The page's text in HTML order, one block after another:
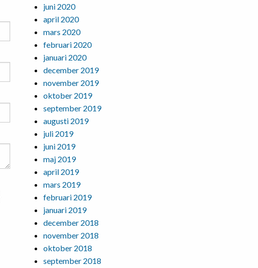
juni 2020
april 2020
mars 2020
februari 2020
januari 2020
december 2019
november 2019
oktober 2019
september 2019
augusti 2019
juli 2019
juni 2019
maj 2019
april 2019
mars 2019
februari 2019
januari 2019
december 2018
november 2018
oktober 2018
september 2018